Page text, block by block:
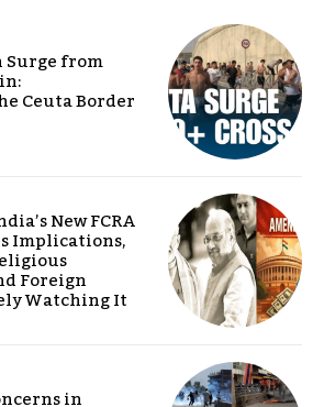
from
Ceuta Border
New FCRA
Implications,
Foreign
Watching It
in